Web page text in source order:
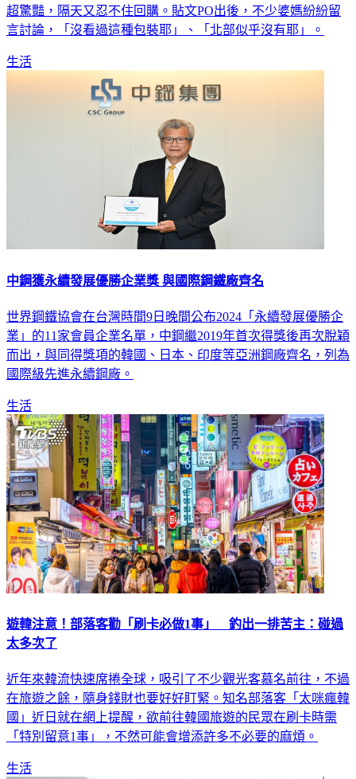
超驚豔，隔天又忍不住回購。貼文PO出後，不少婆媽紛紛留
言討論，「沒看過這種包裝耶」、「北部似乎沒有耶」。
生活
中鋼獲永續發展優勝企業獎 與國際鋼鐵廠齊名
世界鋼鐵協會在台灣時間9日晚間公布2024「永續發展優勝企
業」的11家會員企業名單，中鋼繼2019年首次得獎後再次脫穎
而出，與同得獎項的韓國、日本、印度等亞洲鋼廠齊名，列為
國際級先進永續鋼廠。
生活
遊韓注意！部落客勸「刷卡必做1事」 釣出一排苦主：碰過
太多次了
近年來韓流快速席捲全球，吸引了不少觀光客慕名前往，不過
在旅遊之餘，隨身錢財也要好好盯緊。知名部落客「太咪瘋韓
國」近日就在網上提醒，欲前往韓國旅遊的民眾在刷卡時需
「特別留意1事」，不然可能會增添許多不必要的麻煩。
生活